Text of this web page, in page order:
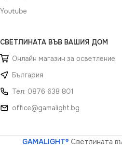
Youtube
СВЕТЛИНАТА ВЪВ ВАШИЯ ДОМ
Онлайн магазин за осветление
България
Тел: 0876 638 801
office@gamalight.bg
GAMALIGHT® Светлината